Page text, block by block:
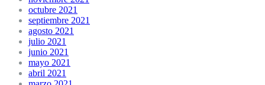
octubre 2021
septiembre 2021
agosto 2021
julio 2021
junio 2021
mayo 2021
abril 2021